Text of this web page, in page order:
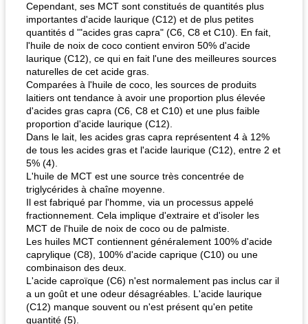
Cependant, ses MCT sont constitués de quantités plus
importantes d'acide laurique (C12) et de plus petites
quantités d '"acides gras capra" (C6, C8 et C10). En fait,
l'huile de noix de coco contient environ 50% d'acide
laurique (C12), ce qui en fait l'une des meilleures sources
naturelles de cet acide gras.
Comparées à l'huile de coco, les sources de produits
laitiers ont tendance à avoir une proportion plus élevée
d'acides gras capra (C6, C8 et C10) et une plus faible
proportion d'acide laurique (C12).
Dans le lait, les acides gras capra représentent 4 à 12%
de tous les acides gras et l'acide laurique (C12), entre 2 et
5% (4).
L'huile de MCT est une source très concentrée de
triglycérides à chaîne moyenne.
Il est fabriqué par l'homme, via un processus appelé
fractionnement. Cela implique d'extraire et d'isoler les
MCT de l'huile de noix de coco ou de palmiste.
Les huiles MCT contiennent généralement 100% d'acide
caprylique (C8), 100% d'acide caprique (C10) ou une
combinaison des deux.
L'acide caproïque (C6) n'est normalement pas inclus car il
a un goût et une odeur désagréables. L'acide laurique
(C12) manque souvent ou n'est présent qu'en petite
quantité (5).